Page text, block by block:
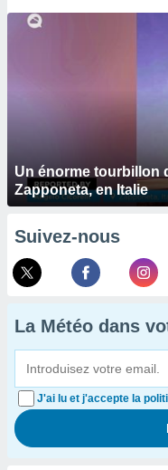
Un énorme tourbillon
Zapponeta, en Italie
Suivez-nous
La Météo dans
J'ai lu et j'accepte la